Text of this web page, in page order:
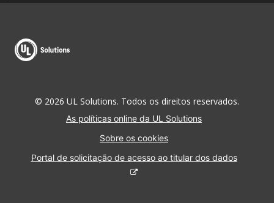
© 2026 UL Solutions. Todos os direitos reservados.
As políticas online da UL Solutions
Sobre os cookies
Portal de solicitação de acesso ao titular dos dados